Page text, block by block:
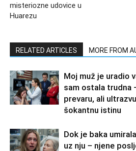
misteriozne udovice u
Huarezu
RELATED ARTICLES MORE FROM
Moj muž je uradio
sam ostala trudna
prevaru, ali
šokantnu istinu
Dok je baka
uz nju – njene